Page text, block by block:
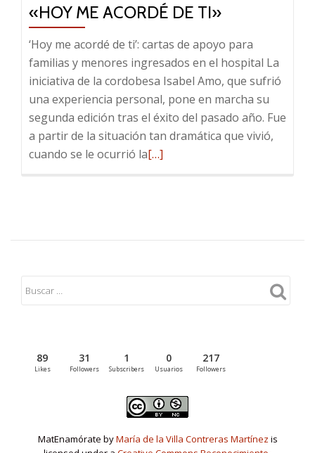
«HOY ME ACORDÉ DE TI»
‘Hoy me acordé de ti’: cartas de apoyo para
familias y menores ingresados en el hospital La
iniciativa de la cordobesa Isabel Amo, que sufrió
una experiencia personal, pone en marcha su
segunda edición tras el éxito del pasado año. Fue
a partir de la situación tan dramática que vivió,
cuando se le ocurrió laLeer
acordé
ti»
[…]
89
Likes
31
Followers
1
Subscribers
0
Usuarios
217
Followers
MatEnamórate byMaría de la Villa Contreras Martínez is